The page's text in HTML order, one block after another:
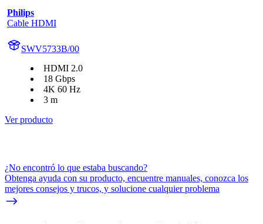
Philips
Cable HDMI
SWV5733B/00
HDMI 2.0
18 Gbps
4K 60 Hz
3 m
Ver producto
¿No encontró lo que estaba buscando?
Obtenga ayuda con su producto, encuentre manuales, conozca los
mejores consejos y trucos, y solucione cualquier problema